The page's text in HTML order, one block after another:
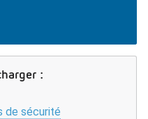
:
de sécurité